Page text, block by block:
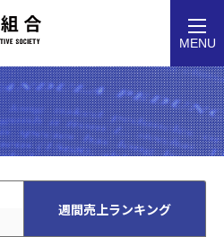
MENU
週間売上ランキング